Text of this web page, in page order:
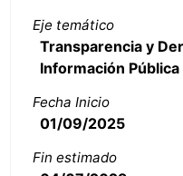
Eje temático
Transparencia y
Información Pública
Fecha Inicio
01/09/2025
Fin estimado